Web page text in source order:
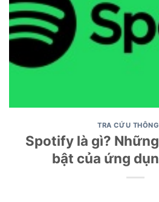
TRA CỨU
Spotify là gì?
bật của ứng